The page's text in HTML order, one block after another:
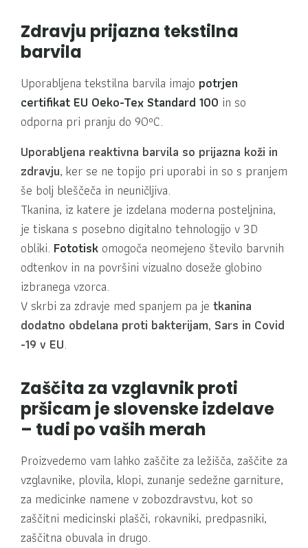
Zdravju prijazna tekstilna
barvila
Uporabljena tekstilna barvila imajo potrjen
certifikat EU Oeko-Tex Standard 100 in so
odporna pri pranju do 90ºC.
Uporabljena reaktivna barvila so prijazna koži in
zdravju, ker se ne topijo pri uporabi in so s pranjem
še bolj bleščeča in neuničljiva.
Tkanina, iz katere je izdelana moderna posteljnina,
je tiskana s posebno digitalno tehnologijo v 3D
obliki. Fototisk omogoča neomejeno število barvnih
odtenkov in na površini vizualno doseže globino
izbranega vzorca.
V skrbi za zdravje med spanjem pa je tkanina
dodatno obdelana proti bakterijam, Sars in Covid
-19 v EU.
Zaščita za vzglavnik proti
pršicam je slovenske izdelave
– tudi po vaših merah
Proizvedemo vam lahko zaščite za ležišča, zaščite za
vzglavnike, plovila, klopi, zunanje sedežne garniture,
za medicinke namene v zobozdravstvu, kot so
zaščitni medicinski plašči, rokavniki, predpasniki,
zaščitna obuvala in drugo.